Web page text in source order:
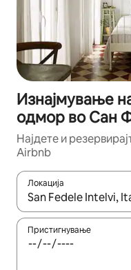
Изнајмување
одмор во Сан
Најдете и
Airbnb
Локација
Кога резултатите се
Пристигнување